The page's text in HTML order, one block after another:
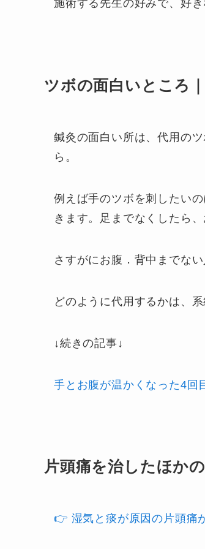
施術する先生の好みで、好
ツボの面白いところ
鍼灸の面白い所は、代用の
ら。
例えば手のツボを刺したい
きます。足までなくしたら
さすがにお腹．背中までない
どのように代用するかは、
↓続きの記事↓
手とお腹が温かくなった4回
片頭痛を治したほか
👉 湿気と痰が原因の片頭痛